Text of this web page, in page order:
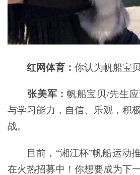
红网体育： 你认为帆船宝
张美军： 帆船宝贝/先生
与学习能力，自信、乐观，积
战。
目前，“湘江杯”帆船运动推
在火热招募中！你想要成为下